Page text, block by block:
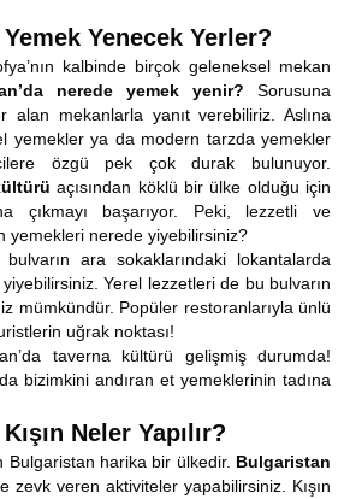
Yenecek Yerler?
kalbinde birçok geleneksel mekan
nerede yemek yenir? Sorusuna
alan mekanlarla yanıt verebiliriz. Aslına
yemekler ya da modern tarzda yemekler
özgü pek çok durak bulunuyor.
açısından köklü bir ülke olduğu için
çıkmayı başarıyor. Peki, lezzetli ve
yemekleri nerede yiyebilirsiniz?
bulvarın ara sokaklarındaki lokantalarda
Yerel lezzetleri de bu bulvarın
mümkündür. Popüler restoranlarıyla ünlü
uğrak noktası!
taverna kültürü gelişmiş durumda!
bizimkini andıran et yemeklerinin tadına
Neler Yapılır?
Bulgaristan harika bir ülkedir. Bulgaristan
zevk veren aktiviteler yapabilirsiniz. Kışın